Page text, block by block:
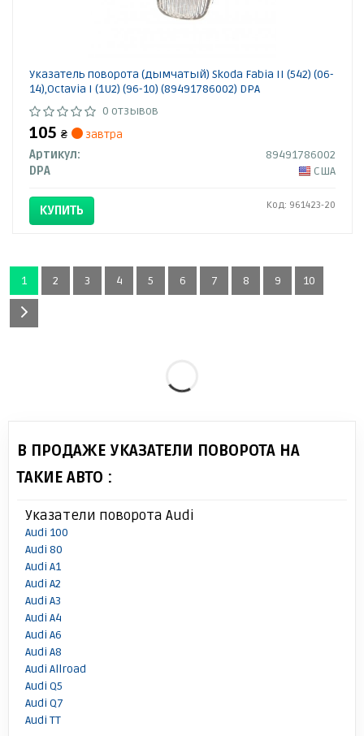
Указатель поворота (дымчатый) Skoda Fabia II (542) (06-
14),Octavia I (1U2) (96-10) (89491786002) DPA
0 отзывов
105 ₴
завтра
Артикул:
89491786002
DPA
США
КУПИТЬ Код: 961423-20
1 2 3 4 5 6 7 8 9 10
В ПРОДАЖЕ УКАЗАТЕЛИ ПОВОРОТА НА
ТАКИЕ АВТО :
Указатели поворота Audi
Audi 100
Audi 80
Audi A1
Audi A2
Audi A3
Audi A4
Audi A6
Audi A8
Audi Allroad
Audi Q5
Audi Q7
Audi TT